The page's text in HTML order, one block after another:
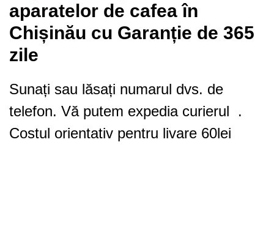
aparatelor de cafea în
Chișinău cu Garanție de 365
zile
Sunați sau lăsați numarul dvs. de
telefon. Vă putem expedia curierul .
Costul orientativ pentru livare 60lei